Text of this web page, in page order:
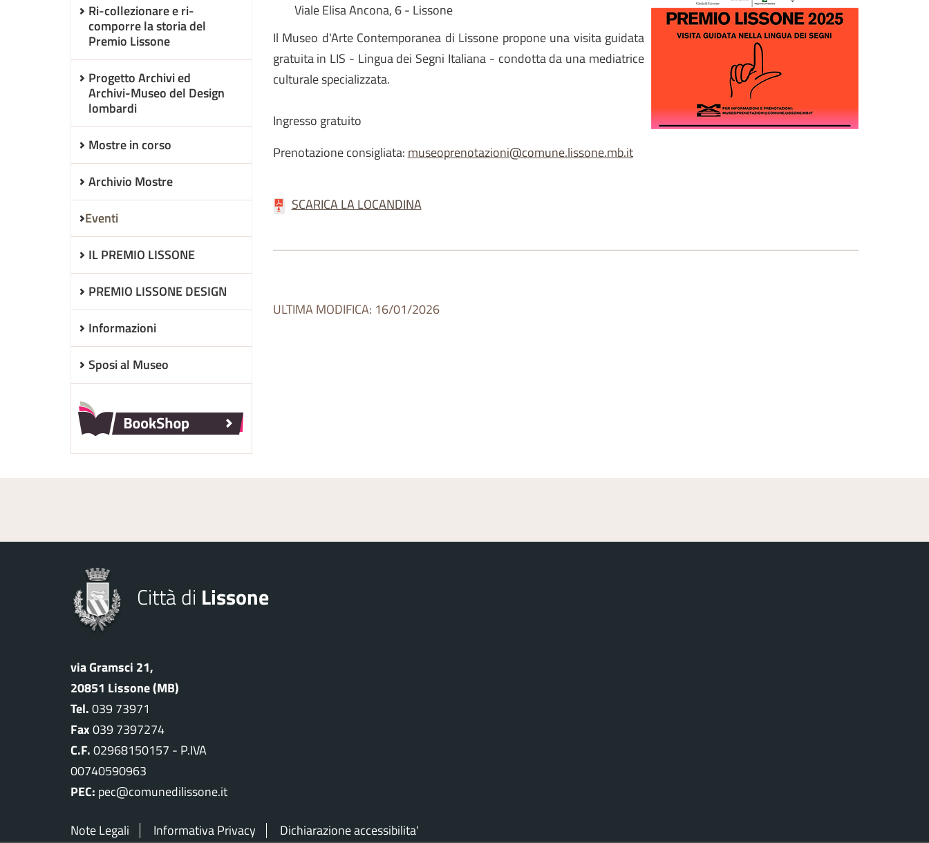
Ri-collezionare e ri-
comporre la storia del
Premio Lissone
Progetto Archivi ed
Archivi-Museo del Design
lombardi
Mostre in corso
Archivio Mostre
Eventi
IL PREMIO LISSONE
PREMIO LISSONE DESIGN
Informazioni
Sposi al Museo
Viale Elisa Ancona, 6 - Lissone
Il Museo d'Arte Contemporanea di Lissone propone una visita guidata
gratuita in LIS - Lingua dei Segni Italiana - condotta da una mediatrice
culturale specializzata.
Ingresso gratuito
Prenotazione consigliata: museoprenotazioni@comune.lissone.mb.it
SCARICA LA LOCANDINA
ULTIMA MODIFICA: 16/01/2026
Città di Lissone
via Gramsci 21,
20851 Lissone (MB)
Tel.039 73971
Fax039 7397274
C.F.02968150157 - P.IVA
00740590963
PEC: pec@comunedilissone.it
Note Legali Informativa Privacy Dichiarazione accessibilita'